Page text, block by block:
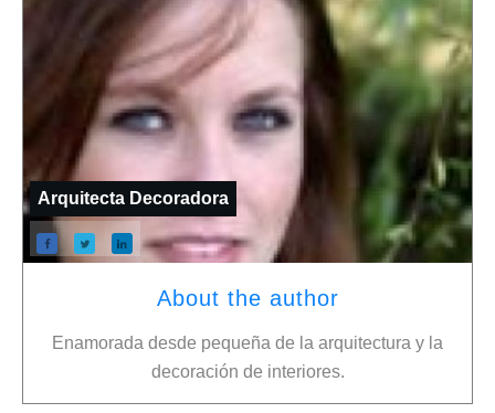
Arquitecta Decoradora
About the author
Enamorada desde pequeña de la arquitectura y la
decoración de interiores.